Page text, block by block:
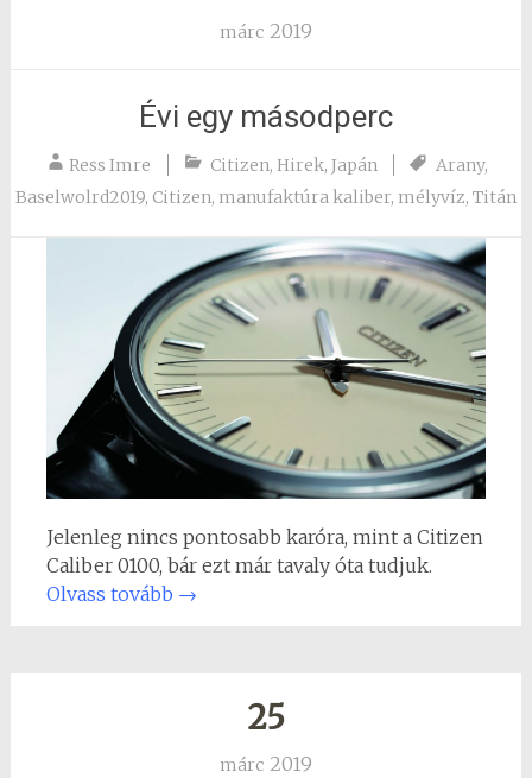
márc 2019
Évi egy másodperc
Ress Imre Citizen,Hirek,Japán Arany,
Baselwolrd2019, Citizen, manufaktúra kaliber, mélyvíz, Titán
Jelenleg nincs pontosabb karóra, mint a Citizen
Caliber 0100, bár ezt már tavaly óta tudjuk.
Olvass tovább →
25
márc 2019